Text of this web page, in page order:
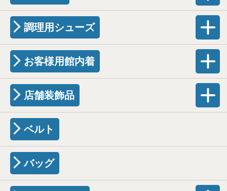
調理用シューズ
お客様用館内着
店舗装飾品
ベルト
バッグ